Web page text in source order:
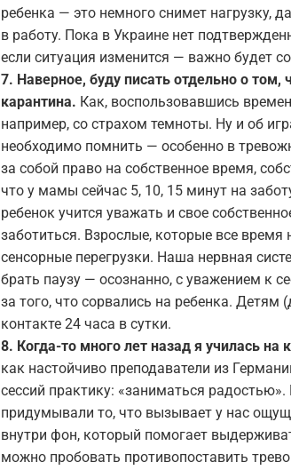
ребенка — это немного снимет нагрузку,
в работу. Пока в Украине нет
если ситуация изменится — важно будет
7. Наверное, буду писать отдельно о
карантина. Как, воспользовавшись
например, со страхом темноты. Ну и об
необходимо помнить — особенно в
за собой право на собственное время,
что у мамы сейчас 5, 10, 15 минут на
ребенок учится уважать и свое
заботиться. Взрослые, которые все
сенсорные перегрузки. Наша нервная
брать паузу — осознанно, с уважением к
за того, что сорвались на ребенка.
контакте 24 часа в сутки.
8. Когда-то много лет назад я училась на
как настойчиво преподаватели из
сессий практику: «заниматься
придумывали то, что вызывает у нас
внутри фон, который помогает
можно пробовать противопоставить